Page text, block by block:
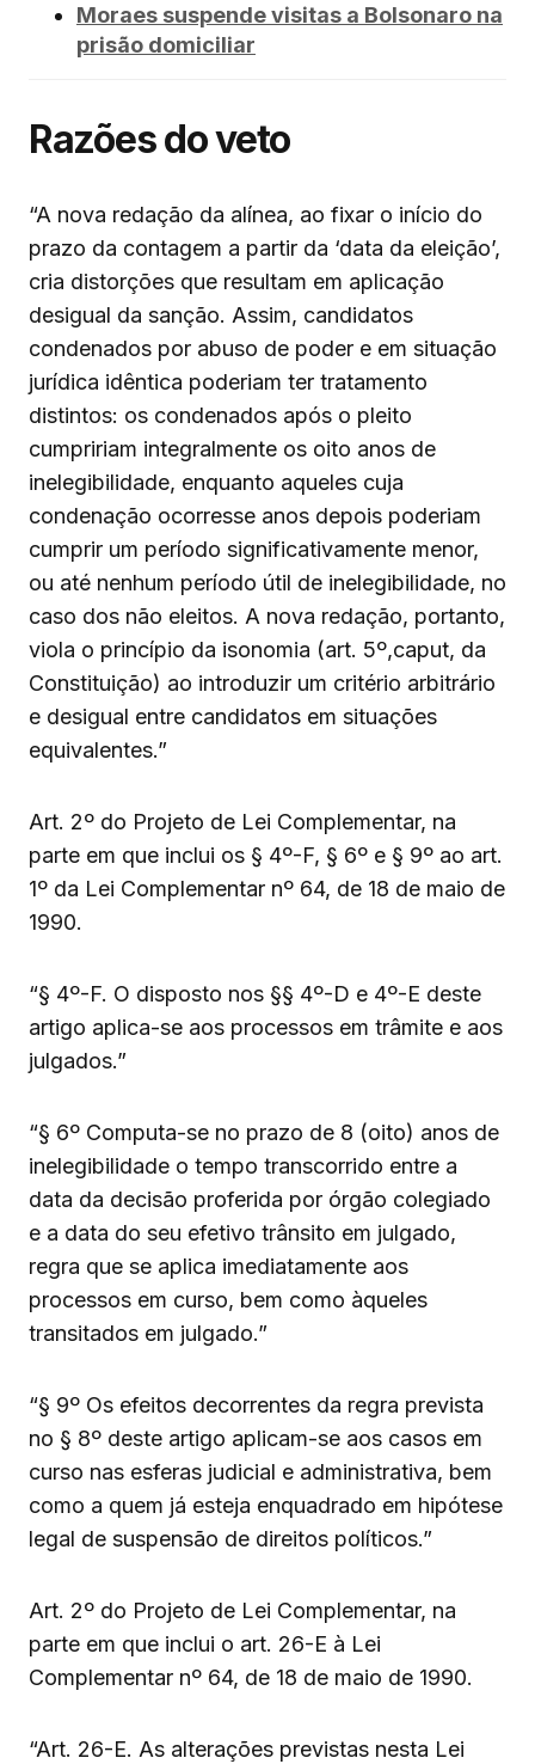
Moraes suspende visitas a Bolsonaro na
prisão domiciliar
Razões do veto
“A nova redação da alínea, ao fixar o início do
prazo da contagem a partir da ‘data da eleição’,
cria distorções que resultam em aplicação
desigual da sanção. Assim, candidatos
condenados por abuso de poder e em situação
jurídica idêntica poderiam ter tratamento
distintos: os condenados após o pleito
cumpririam integralmente os oito anos de
inelegibilidade, enquanto aqueles cuja
condenação ocorresse anos depois poderiam
cumprir um período significativamente menor,
ou até nenhum período útil de inelegibilidade, no
caso dos não eleitos. A nova redação, portanto,
viola o princípio da isonomia (art. 5º,caput, da
Constituição) ao introduzir um critério arbitrário
e desigual entre candidatos em situações
equivalentes.”
Art. 2º do Projeto de Lei Complementar, na
parte em que inclui os § 4º-F, § 6º e § 9º ao art.
1º da Lei Complementar nº 64, de 18 de maio de
1990.
“§ 4º-F. O disposto nos §§ 4º-D e 4º-E deste
artigo aplica-se aos processos em trâmite e aos
julgados.”
“§ 6º Computa-se no prazo de 8 (oito) anos de
inelegibilidade o tempo transcorrido entre a
data da decisão proferida por órgão colegiado
e a data do seu efetivo trânsito em julgado,
regra que se aplica imediatamente aos
processos em curso, bem como àqueles
transitados em julgado.”
“§ 9º Os efeitos decorrentes da regra prevista
no § 8º deste artigo aplicam-se aos casos em
curso nas esferas judicial e administrativa, bem
como a quem já esteja enquadrado em hipótese
legal de suspensão de direitos políticos.”
Art. 2º do Projeto de Lei Complementar, na
parte em que inclui o art. 26-E à Lei
Complementar nº 64, de 18 de maio de 1990.
“Art. 26-E. As alterações previstas nesta Lei